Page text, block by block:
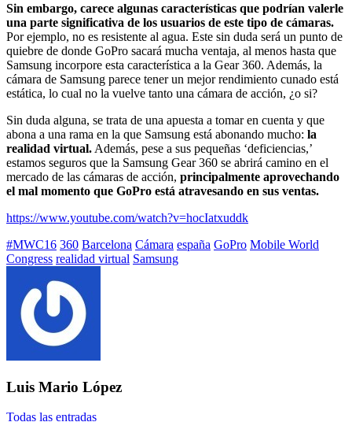
Sin embargo, carece algunas características que podrían valerle
una parte significativa de los usuarios de este tipo de cámaras.
Por ejemplo, no es resistente al agua. Este sin duda será un punto de
quiebre de donde GoPro sacará mucha ventaja, al menos hasta que
Samsung incorpore esta característica a la Gear 360. Además, la
cámara de Samsung parece tener un mejor rendimiento cunado está
estática, lo cual no la vuelve tanto una cámara de acción, ¿o si?
Sin duda alguna, se trata de una apuesta a tomar en cuenta y que
abona a una rama en la que Samsung está abonando mucho: la
realidad virtual. Además, pese a sus pequeñas ‘deficiencias,’
estamos seguros que la Samsung Gear 360 se abrirá camino en el
mercado de las cámaras de acción, principalmente aprovechando
el mal momento que GoPro está atravesando en sus ventas.
https://www.youtube.com/watch?v=hocIatxuddk
Etiquetado
con:
#MWC16 360 Barcelona Cámara españa GoPro Mobile World
Congress realidad virtual Samsung
Luis Mario López
Todas las entradas